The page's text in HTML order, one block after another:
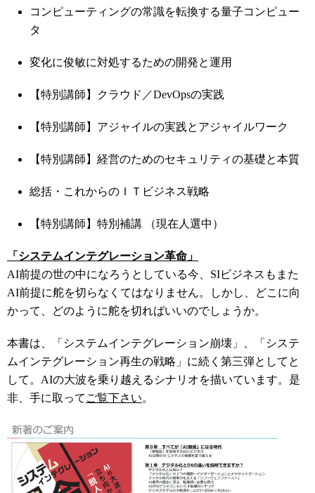
コンピューティングの常識を転換する量子コンピュー
タ
変化に俊敏に対処するための開発と運用
【特別講師】クラウド／DevOpsの実践
【特別講師】アジャイルの実践とアジャイルワーク
【特別講師】経営のためのセキュリティの基礎と本質
総括・これからのＩＴビジネス戦略
【特別講師】特別補講 （現在人選中）
「システムインテグレーション革命」
AI前提の世の中になろうとしている今、SIビジネスもまた
AI前提に舵を切らなくてはなりません。しかし、どこに向
かって、どのように舵を切ればいいのでしょうか。
本書は、「システムインテグレーション崩壊」、「システ
ムインテグレーション再生の戦略」に続く第三弾としてと
して。AIの大波を乗り越えるシナリオを描いています。是
非、手に取って ご覧下さい。